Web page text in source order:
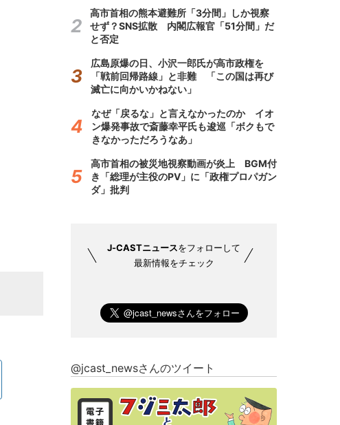
高市首相の熊本避難所「3分間」しか視察
せず？SNS拡散 内閣広報官「51分間」だ
と否定
広島原爆の日、小沢一郎氏が高市政権を
「戦前回帰路線」と非難 「この国は再び
滅亡に向かいかねない」
なぜ「戻るな」と言えなかったのか イオ
ン爆発事故で斎藤幸平氏も逡巡「ボクもで
きなかっただろうなあ」
高市首相の被災地視察動画が炎上 BGM付
き「総理が主役のPV」に「政権プロパガン
ダ」批判
J-CASTニュースをフォローして
最新情報をチェック
@jcast_newsさんのツイート